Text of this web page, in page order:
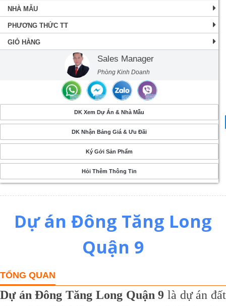
NHÀ MẪU
PHƯƠNG THỨC TT
GIỎ HÀNG
Sales Manager
Phòng Kinh Doanh
DK Xem Dự Án & Nhà Mẫu
DK Nhận Bảng Giá & Ưu Đãi
Ký Gởi Sản Phẩm
Hỏi Thêm Thông Tin
Dự án Đông Tăng Long
Quận 9
TỔNG QUAN
Dự án Đông Tăng Long Quận 9 là dự án đất